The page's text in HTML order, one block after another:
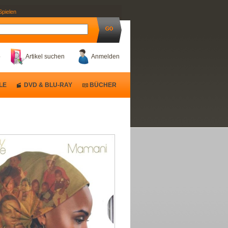
Anmelden
Artikel suchen
DVD & BLU-RAY BÜCHER